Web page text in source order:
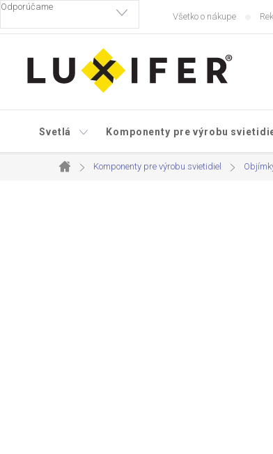
Prejsť
obsah
Všetko o nákupe
Svetlá Komponenty pre výrobu
Domov
Komponenty pre výrobu svietidiel